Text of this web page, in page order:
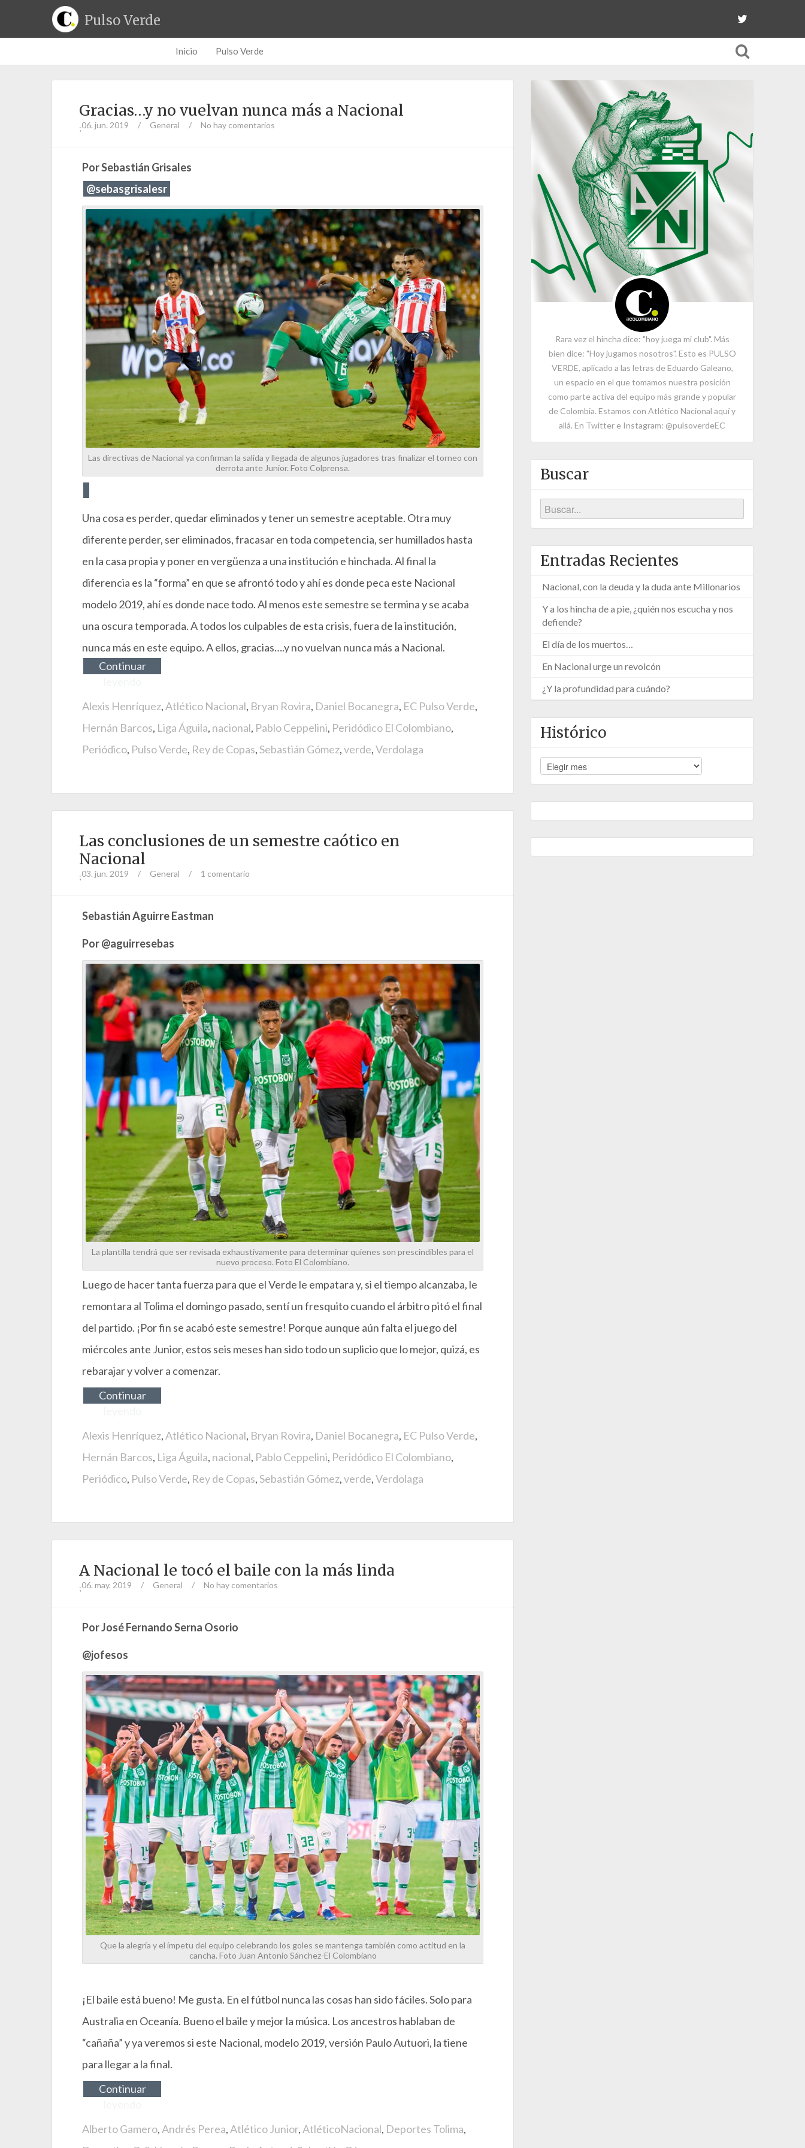
Pulso Verde
Inicio Pulso Verde
Gracias…y no vuelvan nunca más a Nacional
;06. jun. 2019 / General / No hay comentarios
Por Sebastián Grisales
@sebasgrisalesr
Las directivas de Nacional ya confirman la salida y llegada de algunos jugadores tras finalizar el torneo con
derrota ante Junior. Foto Colprensa.
Una cosa es perder, quedar eliminados y tener un semestre aceptable. Otra muy
diferente perder, ser eliminados, fracasar en toda competencia, ser humillados hasta
en la casa propia y poner en vergüenza a una institución e hinchada. Al final la
diferencia es la “forma” en que se afrontó todo y ahí es donde peca este Nacional
modelo 2019, ahí es donde nace todo. Al menos este semestre se termina y se acaba
una oscura temporada. A todos los culpables de esta crisis, fuera de la institución,
nunca más en este equipo. A ellos, gracias….y no vuelvan nunca más a Nacional.
Continuar
Alexis Henríquez,Atlético Nacional, Bryan Rovira, Daniel Bocanegra, EC Pulso Verde,
Hernán Barcos, Liga Águila, nacional, Pablo Ceppelini, Peridódico El Colombiano,
Periódico, Pulso Verde, Rey de Copas,Sebastián Gómez,verde,Verdolaga
Las conclusiones de un semestre caótico en
Nacional
;03. jun. 2019 / General / 1 comentario
Sebastián Aguirre Eastman
Por @aguirresebas
La plantilla tendrá que ser revisada exhaustivamente para determinar quienes son prescindibles para el
nuevo proceso. Foto El Colombiano.
Luego de hacer tanta fuerza para que el Verde le empatara y, si el tiempo alcanzaba, le
remontara al Tolima el domingo pasado, sentí un fresquito cuando el árbitro pitó el final
del partido. ¡Por fin se acabó este semestre! Porque aunque aún falta el juego del
miércoles ante Junior, estos seis meses han sido todo un suplicio que lo mejor, quizá, es
rebarajar y volver a comenzar.
Continuar
Alexis Henríquez,Atlético Nacional, Bryan Rovira, Daniel Bocanegra, EC Pulso Verde,
Hernán Barcos, Liga Águila, nacional, Pablo Ceppelini, Peridódico El Colombiano,
Periódico, Pulso Verde, Rey de Copas,Sebastián Gómez,verde,Verdolaga
A Nacional le tocó el baile con la más linda
;06. may. 2019 / General / No hay comentarios
Por José Fernando Serna Osorio
@jofesos
Que la alegría y el ímpetu del equipo celebrando los goles se mantenga también como actitud en la
cancha. Foto Juan Antonio Sánchez-El Colombiano
¡El baile está bueno! Me gusta. En el fútbol nunca las cosas han sido fáciles. Solo para
Australia en Oceanía. Bueno el baile y mejor la música. Los ancestros hablaban de
“cañaña” y ya veremos si este Nacional, modelo 2019, versión Paulo Autuori, la tiene
para llegar a la final.
Continuar
Alberto Gamero,Andrés Perea,Atlético Junior,AtléticoNacional, Deportes Tolima,
Rara vez el hincha dice: "hoy juega mi club". Más
bien dice: "Hoy jugamos nosotros". Esto es PULSO
VERDE, aplicado a las letras de Eduardo Galeano,
un espacio en el que tomamos nuestra posición
como parte activa del equipo más grande y popular
de Colombia. Estamos con Atlético Nacional aquí y
allá. En Twitter e Instagram: @pulsoverdeEC
Buscar
Entradas Recientes
Nacional, con la deuda y la duda ante Millonarios
Y a los hincha de a pie, ¿quién nos escucha y nos
defiende?
El día de los muertos…
En Nacional urge un revolcón
¿Y la profundidad para cuándo?
Histórico